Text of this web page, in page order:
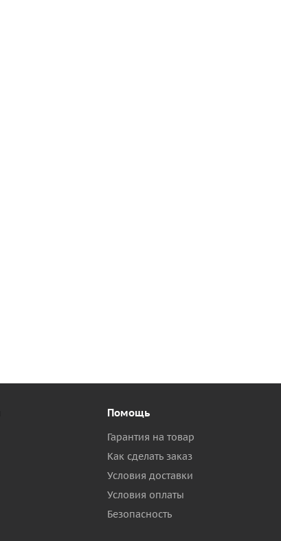
Помощь
Гарантия на товар
Как сделать заказ
Условия доставки
Условия оплаты
Безопасность